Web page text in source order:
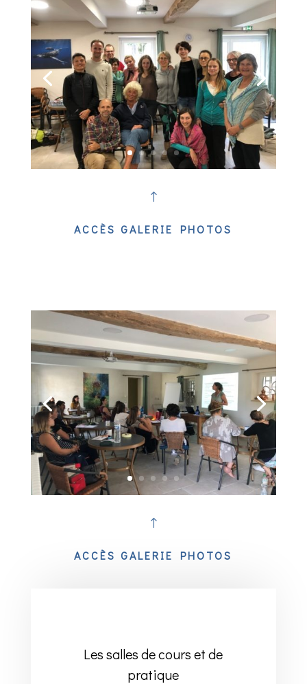
!
ACCÈS GALERIE PHOTOS
!
ACCÈS GALERIE PHOTOS
Les salles de cours et de
pratique